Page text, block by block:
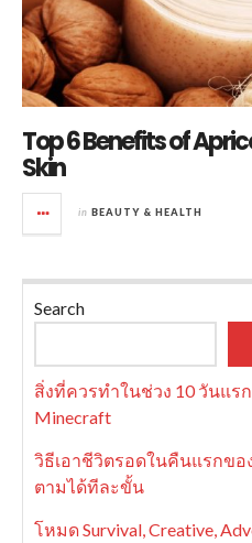
Top 6 Benefits of
Skin
in BEAUTY & HEALTH
Search
สิ่งที่ควรทำในช่วง 10 วันแร
Minecraft
วิธีเอาชีวิตรอดในคืนแรกข
ตามได้ทีละขั้น
โหมด Survival, Creative,